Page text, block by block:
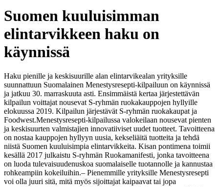
Suomen kuuluisimman
elintarvikkeen haku on
käynnissä
Haku pienille ja keskisuurille alan elintarvikealan yrityksille
suunnattuun Suomalainen Menestysresepti-kilpailuun on käynnissä
ja jatkuu 30. marraskuuta asti. Ensimmäistä kertaa järjestettävän
kilpailun voittajat nousevat S-ryhmän ruokakauppojen hyllyille
elokuussa 2019. Kilpailun järjestävät S-ryhmän ruokakaupat ja
Foodwest.Menestysresepti-kilpailussa valokeilaan nousevat pienten
ja keskisuurten valmistajien innovatiiviset uudet tuotteet. Tavoitteena
on nostaa kauppojen hyllyyn uusia, kekseliäitä tuotteita ja tehdä
niistä Suomen kuuluisimpia elintarvikkeita. Kisan pontimena toimii
kesällä 2017 julkaistu S-ryhmän Ruokamanifesti, jonka tavoitteena
on luoda tulevaisuudenuskoa suomalaiselle tuotannolle ja kannustaa
rohkeampiin kokeiluihin.– Pienemmille yrityksille Menestysresepti
voi olla juuri sitä, mitä myös sijoittajat kaipaavat tai jopa